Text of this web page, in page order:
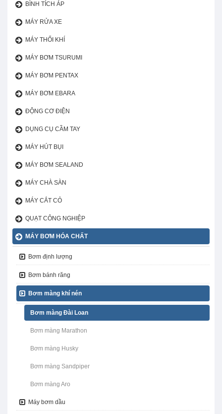
BÌNH TÍCH ÁP
MÁY RỬA XE
MÁY THỔI KHÍ
MÁY BƠM TSURUMI
MÁY BƠM PENTAX
MÁY BƠM EBARA
ĐỘNG CƠ ĐIỆN
DỤNG CỤ CẦM TAY
MÁY HÚT BỤI
MÁY BƠM SEALAND
MÁY CHÀ SÀN
MÁY CẮT CỎ
QUẠT CÔNG NGHIỆP
MÁY BƠM HÓA CHẤT
Bơm định lượng
Bơm bánh răng
Bơm màng khí nén
Bơm màng Đài Loan
Bơm màng Marathon
Bơm màng Husky
Bơm màng Sandpiper
Bơm màng Aro
Máy bơm dầu